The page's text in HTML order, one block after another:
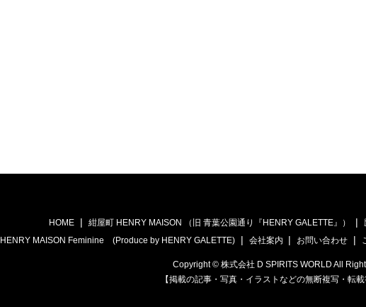
HOME 紺屋町 HENRY MAISON （旧 青葉公園通り『HENRY GALETTE』）
HENRY MAISON Feminine (Produce by HENRY GALETTE)
会社案内 お問い合わせ
Copyright © 株式会社 D SPIRITS WORLD All
【掲載の記事・写真・イラストなどの無断複写・転載